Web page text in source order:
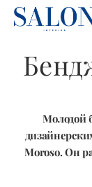
Молодой
Moroso. Он